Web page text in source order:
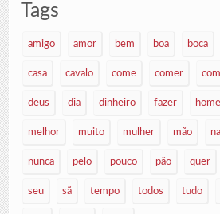
Tags
amigo amor bem boa boca
casa cavalo come comer
deus dia dinheiro fazer
melhor muito mulher mão
nunca pelo pouco pão quer
seu sã tempo todos tudo